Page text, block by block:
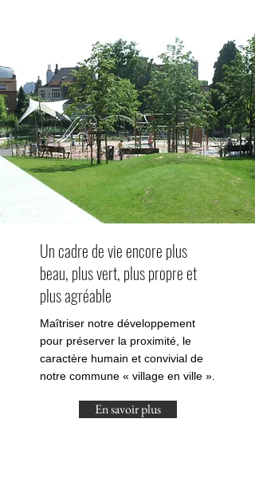
Un cadre de vie encore plus
beau, plus vert, plus propre et
plus agréable
Maîtriser notre développement
pour préserver la proximité, le
caractère humain et convivial de
notre commune « village en ville ».
En savoir plus